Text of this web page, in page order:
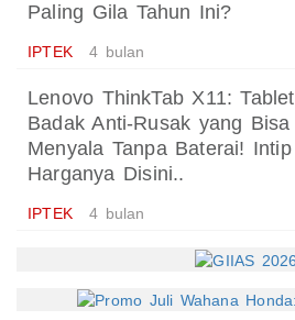
Paling Gila Tahun Ini?
IPTEK 4 bulan
Lenovo ThinkTab X11: Tablet
Badak Anti-Rusak yang Bisa
Menyala Tanpa Baterai! Intip
Harganya Disini..
IPTEK 4 bulan